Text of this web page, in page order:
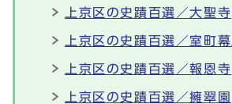
上京区の史蹟百選／大聖寺
上京区の史蹟百選／室町
上京区の史蹟百選／報恩寺
上京区の史蹟百選／擁翠園